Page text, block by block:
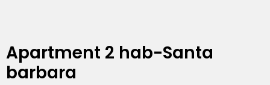
Apartment 2 hab-Santa
barbara